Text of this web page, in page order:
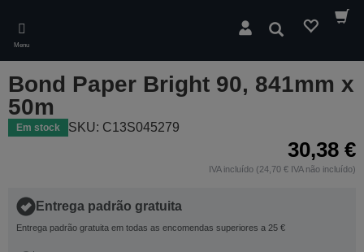
main
content
Menu
Pesquisar
Bond Paper Bright 90, 841mm x
50m
Em stock SKU: C13S045279
30,38 €
IVA incluído (24,70 € IVA não incluído)
Entrega padrão gratuita
Entrega padrão gratuita em todas as encomendas superiores a 25 €